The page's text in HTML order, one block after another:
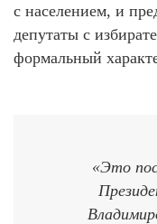
с населением, и
депутаты с
формальный
«Это